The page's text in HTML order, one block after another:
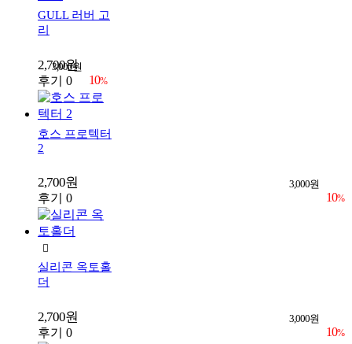
GULL 러버 고
리
2,700원
3,000원
10%
후기 0
호스 프로텍터
2
2,700원 3,000원
10%
후기 0
실리콘 옥토홀
더
2,700원 3,000원
10%
후기 0